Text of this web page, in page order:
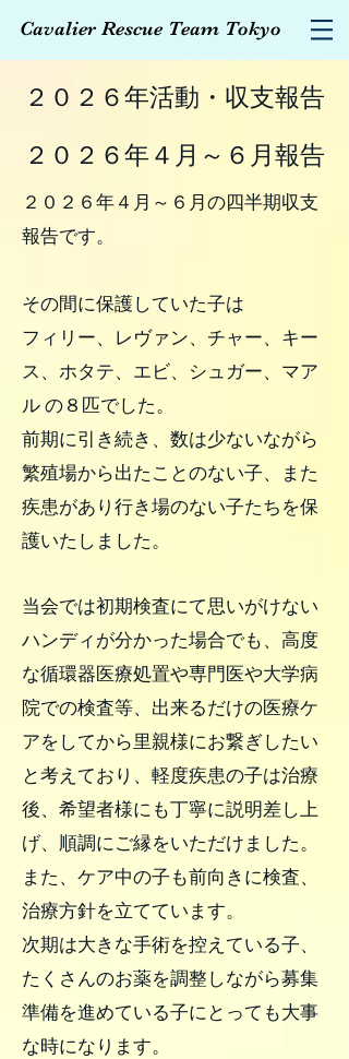
Cavalier Rescue Team Tokyo
２０２６年活動・収支報告
２０２６年４月～６月報告
２０２６年４月～６月の四半期収支
報告です。
その間に保護していた子は
フィリー、レヴァン、チャー、キー
ス、ホタテ、エビ、シュガー、マア
ル の８匹でした。
前期に引き続き、数は少ないながら
繁殖場から出たことのない子、また
疾患があり行き場のない子たちを保
護いたしました。
当会では初期検査にて思いがけない
ハンディが分かった場合でも、高度
な循環器医療処置や専門医や大学病
院での検査等、出来るだけの医療ケ
アをしてから里親様にお繋ぎしたい
と考えており、軽度疾患の子は治療
後、希望者様にも丁寧に説明差し上
げ、順調にご縁をいただけました。
また、ケア中の子も前向きに検査、
治療方針を立てています。
次期は大きな手術を控えている子、
たくさんのお薬を調整しながら募集
準備を進めている子にとっても大事
な時になります。